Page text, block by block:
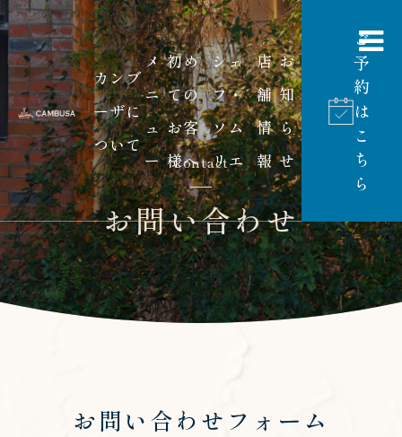
カンブ
ーザに
ついて
メ
ニ
ュ
ー
初め
ての
お客
様へ
シェ
フ・
ソム
リエ
店
舗
情
報
お
知
ら
せ
ご
予
約
は
こ
ち
ら
Contact
お問い合わせ
お問い合わせフォーム